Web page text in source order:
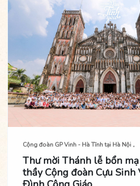
Cộng đoàn GP Vinh - Hà Tĩnh tại Hà Nội
Thư mời Thánh lễ bổn
thầy Cộng đoàn Cựu Sinh